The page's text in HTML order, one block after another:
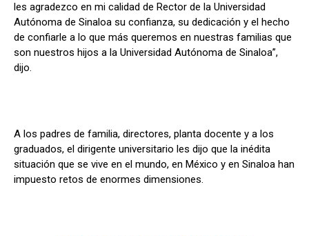
les agradezco en mi calidad de Rector de la Universidad
Autónoma de Sinaloa su confianza, su dedicación y el hecho
de confiarle a lo que más queremos en nuestras familias que
son nuestros hijos a la Universidad Autónoma de Sinaloa”,
dijo.
A los padres de familia, directores, planta docente y a los
graduados, el dirigente universitario les dijo que la inédita
situación que se vive en el mundo, en México y en Sinaloa han
impuesto retos de enormes dimensiones.